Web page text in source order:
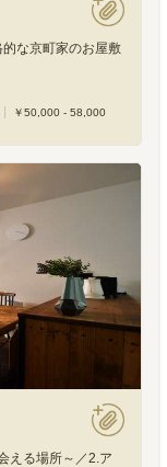
な京町家のお屋敷
￥50,000 - 58,000
える場所～／2.ア